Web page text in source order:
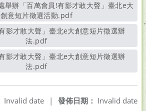
創意短片徵選活動.pdf另開新視窗
法.pdf另開新視窗
法.pdf另開新視窗
發佈日期： Invalid date
Invalid date
|